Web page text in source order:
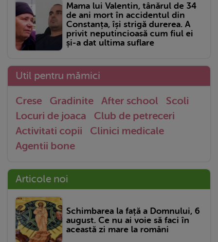
Mama lui Valentin, tânărul de 34
de ani mort în accidentul din
Constanța, își strigă durerea. A
privit neputincioasă cum fiul ei
și-a dat ultima suflare
Util pentru mămici
Crese Gradinite After school
Scoli
Locuri de joaca
Club de petreceri
Activitati copii
Clinici medicale
Agentii bone
Articole noi
Schimbarea la față a Domnului, 6
august. Ce nu ai voie să faci în
această zi mare la români